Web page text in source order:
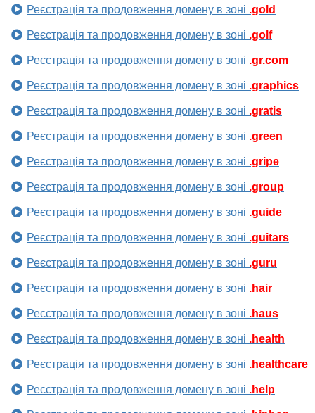
Реєстрація та продовження домену в зоні .gold
Реєстрація та продовження домену в зоні .golf
Реєстрація та продовження домену в зоні .gr.com
Реєстрація та продовження домену в зоні .graphics
Реєстрація та продовження домену в зоні .gratis
Реєстрація та продовження домену в зоні .green
Реєстрація та продовження домену в зоні .gripe
Реєстрація та продовження домену в зоні .group
Реєстрація та продовження домену в зоні .guide
Реєстрація та продовження домену в зоні .guitars
Реєстрація та продовження домену в зоні .guru
Реєстрація та продовження домену в зоні .hair
Реєстрація та продовження домену в зоні .haus
Реєстрація та продовження домену в зоні .health
Реєстрація та продовження домену в зоні .healthcare
Реєстрація та продовження домену в зоні .help